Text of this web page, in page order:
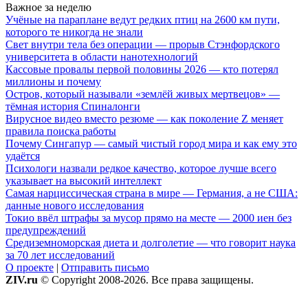
Важное за неделю
Учёные на параплане ведут редких птиц на 2600 км пути,
которого те никогда не знали
Свет внутри тела без операции — прорыв Стэнфордского
университета в области нанотехнологий
Кассовые провалы первой половины 2026 — кто потерял
миллионы и почему
Остров, который называли «землёй живых мертвецов» —
тёмная история Спиналонги
Вирусное видео вместо резюме — как поколение Z меняет
правила поиска работы
Почему Сингапур — самый чистый город мира и как ему это
удаётся
Психологи назвали редкое качество, которое лучше всего
указывает на высокий интеллект
Самая нарциссическая страна в мире — Германия, а не США:
данные нового исследования
Токио ввёл штрафы за мусор прямо на месте — 2000 иен без
предупреждений
Средиземноморская диета и долголетие — что говорит наука
за 70 лет исследований
О проекте | Отправить письмо
ZIV.ru © Copyright 2008-2026. Все права защищены.